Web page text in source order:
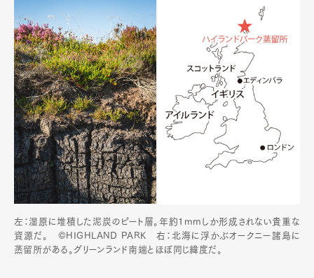
左：湿原に堆積した泥炭のピート層。年約1mmしか形成されない貴重な
資源だ。 ©HIGHLAND PARK 右：北海に浮かぶオークニー諸島に
蒸留所がある。グリーンランド南端とほぼ同じ緯度だ。